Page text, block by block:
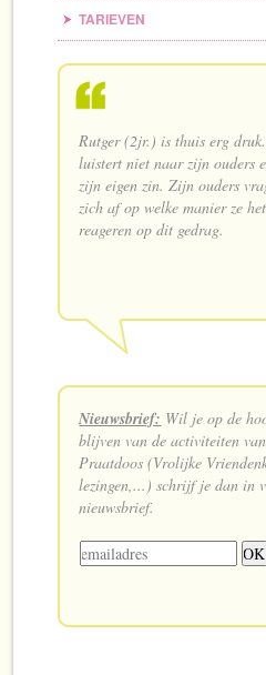
TARIEVEN
Rutger (2jr.) is thuis erg
luistert niet naar zijn ouders
zijn eigen zin. Zijn ouders
zich af op welke manier ze
reageren op dit gedrag.
Nieuwsbrief: Wil je op de
blijven van de activiteiten
Praatdoos (Vrolijke
lezingen,...) schrijf je dan in
nieuwsbrief.